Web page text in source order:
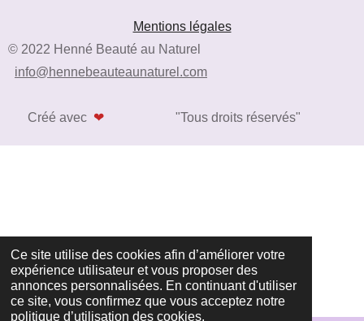
Ce site utilise des cookies afin d’améliorer votre
expérience utilisateur et vous proposer des
annonces personnalisées. En continuant d'utiliser
ce site, vous confirmez que vous acceptez notre
politique d’utilisation des cookies.
Mentions légales
© 2022 Henné Beauté au Naturel
info@hennebeauteaunaturel.com
Créé avec ❤ "Tous droits réservés"